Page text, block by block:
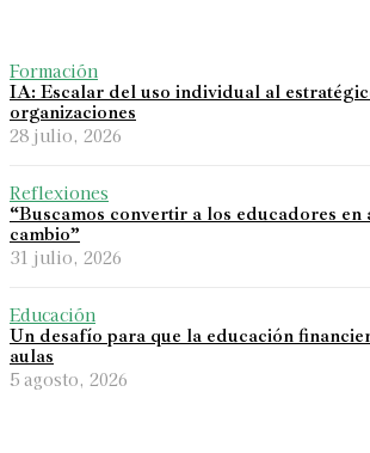
Formación
IA: Escalar del uso individual al
organizaciones
28 julio, 2026
Reflexiones
“Buscamos convertir a los educadores en
cambio”
31 julio, 2026
Educación
Un desafío para que la educación
aulas
5 agosto, 2026